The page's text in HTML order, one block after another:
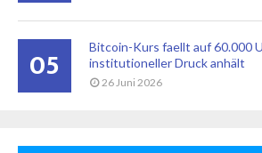
05
Bitcoin-Kurs faellt auf 60.000
institutioneller Druck anhält
26 Juni 2026